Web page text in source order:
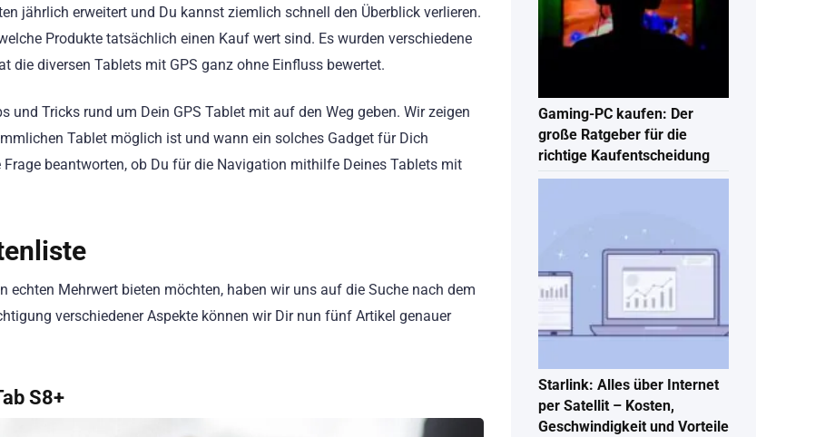
jährlich erweitert und Du kannst ziemlich schnell den Überblick verlieren.
Produkte tatsächlich einen Kauf wert sind. Es wurden verschiedene
die diversen Tablets mit GPS ganz ohne Einfluss bewertet.
und Tricks rund um Dein GPS Tablet mit auf den Weg geben. Wir zeigen
Tablet möglich ist und wann ein solches Gadget für Dich
beantworten, ob Du für die Navigation mithilfe Deines Tablets mit
echten Mehrwert bieten möchten, haben wir uns auf die Suche nach dem
verschiedener Aspekte können wir Dir nun fünf Artikel genauer
S8+
Gaming-PC kaufen: Der
große Ratgeber für die
richtige Kaufentscheidung
Starlink: Alles über Internet
per Satellit – Kosten,
Geschwindigkeit und Vorteile